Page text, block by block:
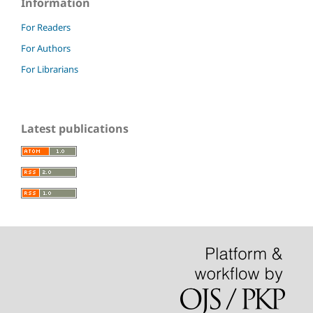
Information
For Readers
For Authors
For Librarians
Latest publications